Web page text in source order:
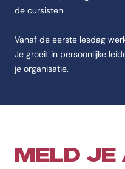
Categorie
Opleidingstype
De opleiding Management is
Studievorm
Accreditatie
De studentenscore van de
de cursisten.
Vanaf de eerste lesdag
Je groeit in persoonlijke
je organisatie.
MELD JE